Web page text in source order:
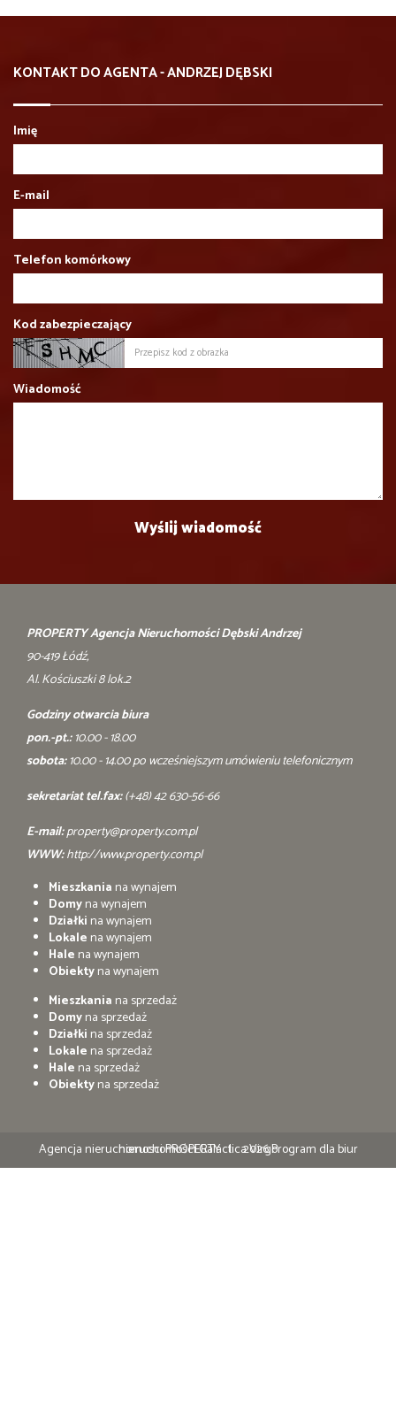
KONTAKT DO AGENTA - ANDRZEJ DĘBSKI
Imię
E-mail
Telefon komórkowy
Kod zabezpieczający
Wiadomość
PROPERTY Agencja Nieruchomości Dębski Andrzej
90-419 Łódź,
Al. Kościuszki 8 lok.2
Godziny otwarcia biura
pon.-pt.:10.00 - 18.00
sobota:10.00 - 14.00 po wcześniejszym umówieniu telefonicznym
sekretariat tel.fax:(+48) 42 630-56-66
E-mail:property@property.com.pl
WWW:http://www.property.com.pl
Mieszkania na wynajem
Domyna wynajem
Działki na wynajem
Lokale na wynajem
Hale na wynajem
Obiektyna wynajem
Mieszkania na sprzedaż
Domyna sprzedaż
Działki na sprzedaż
Lokale na sprzedaż
Hale na sprzedaż
Obiektyna sprzedaż
Agencja nieruchomosci PROPERTY 2026
Program dla biur nieruchomościGalactica Virgo